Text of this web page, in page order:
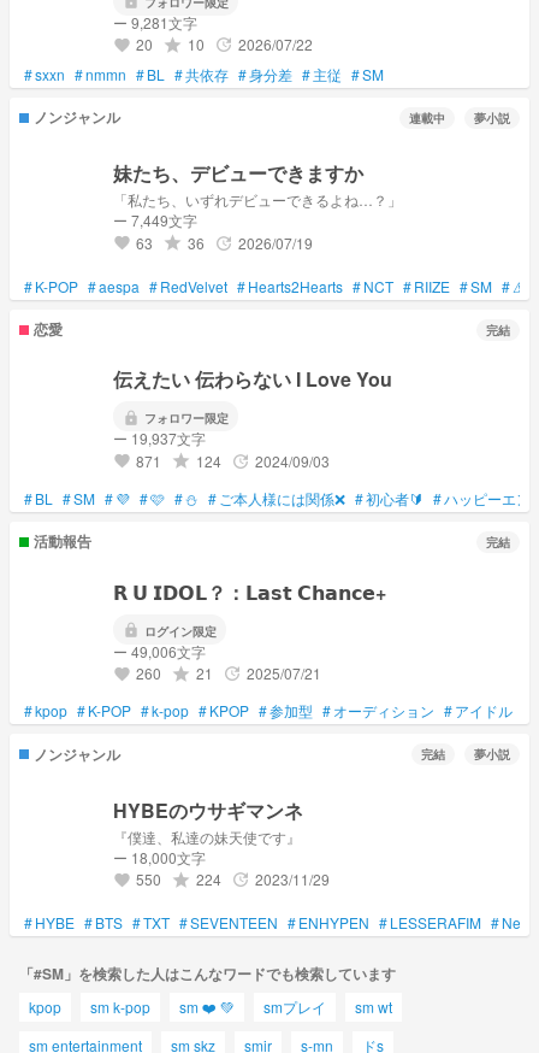
ー 9,281文字
favorite 20 grade 10 update 2026/07/22
#sxxn #nmmn #BL #共依存 #身分差 #主従 #SM
ノンジャンル 連載中 夢小説
妹たち、デビューできますか
「私たち、いずれデビューできるよね…？」
ー 7,449文字
favorite 63 grade 36 update 2026/07/19
#K-POP #aespa #RedVelvet #Hearts2Hearts #NCT #RIIZE #SM #⚠
恋愛 完結
伝えたい 伝わらない I Love You
lock フォロワー限定
ー 19,937文字
favorite 871 grade 124 update 2024/09/03
#BL #SM #💜 #🩷 #⛄ # ご本人様には関係❌ #初心者🔰 #ハッピーエン
活動報告 完結
𝗥 𝗨 𝗜𝗗𝗢𝗟？：𝗟𝗮𝘀𝘁 𝗖𝗵𝗮𝗻𝗰𝗲+
lock ログイン限定
ー 49,006文字
favorite 260 grade 21 update 2025/07/21
#kpop #K-POP #k-pop #KPOP #参加型 #オーディション #アイドル
ノンジャンル 完結 夢小説
HYBEのウサギマンネ
『僕達、私達の妹天使です』
ー 18,000文字
favorite 550 grade 224 update 2023/11/29
#HYBE #BTS #TXT #SEVENTEEN #ENHYPEN #LESSERAFIM #
「#SM」を検索した人はこんなワードでも検索しています
kpop sm k-pop sm ❤️ 💚 smプレイ
sm wt
sm entertainment
sm skz smir s-mn ドs